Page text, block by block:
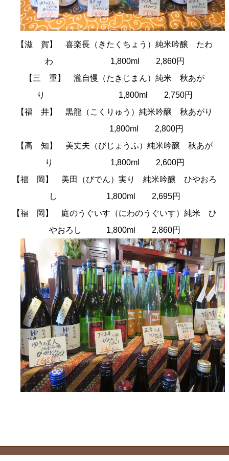
【滋 賀】 喜楽長（きたくちょう）純米吟醸 たわ
わ 1,800ml 2,860円
【三 重】 瀧自慢（たきじまん）純米 秋あが
り 1,800ml 2,750円
【福 井】 黒龍（こくりゅう）純米吟醸 秋あがり
1,800ml 2,800円
【高 知】 美丈夫（びじょうふ）純米吟醸 秋あが
り 1,800ml 2,600円
【福 岡】 美田（びでん）実り 純米吟醸 ひやおろ
し 1,800ml 2,695円
【福 岡】 庭のうぐいす（にわのうぐいす）純米 ひ
やおろし 1,800ml 2,860円